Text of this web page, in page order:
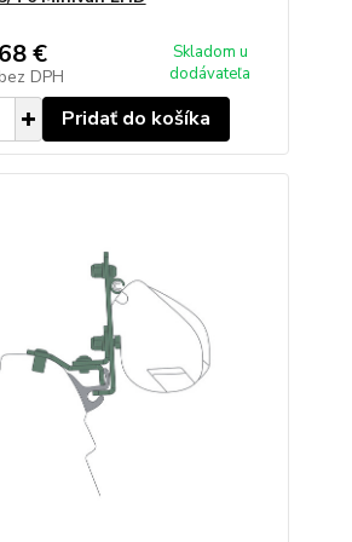
€
bez DPH
Skladom u
dodávateľa
Pridať do košíka